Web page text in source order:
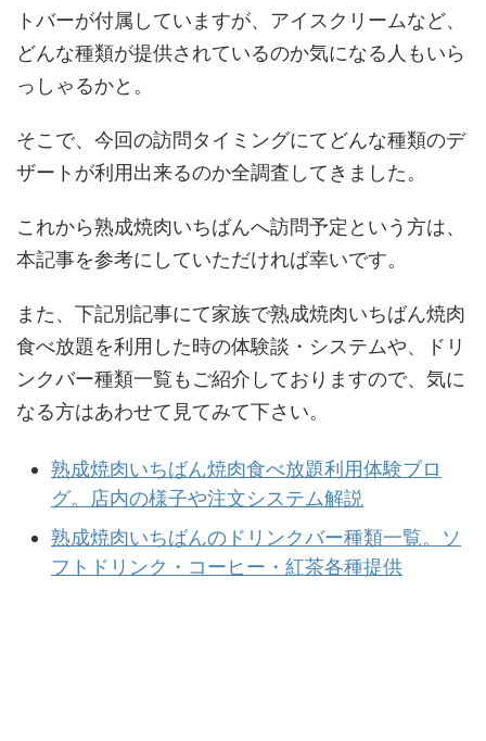
トバーが付属していますが、アイスクリームなど、
どんな種類が提供されているのか気になる人もいら
っしゃるかと。
そこで、今回の訪問タイミングにてどんな種類のデ
ザートが利用出来るのか全調査してきました。
これから熟成焼肉いちばんへ訪問予定という方は、
本記事を参考にしていただければ幸いです。
また、下記別記事にて家族で熟成焼肉いちばん焼肉
食べ放題を利用した時の体験談・システムや、ドリ
ンクバー種類一覧もご紹介しておりますので、気に
なる方はあわせて見てみて下さい。
熟成焼肉いちばん焼肉食べ放題利用体験ブロ
グ。店内の様子や注文システム解説
熟成焼肉いちばんのドリンクバー種類一覧。ソ
フトドリンク・コーヒー・紅茶各種提供